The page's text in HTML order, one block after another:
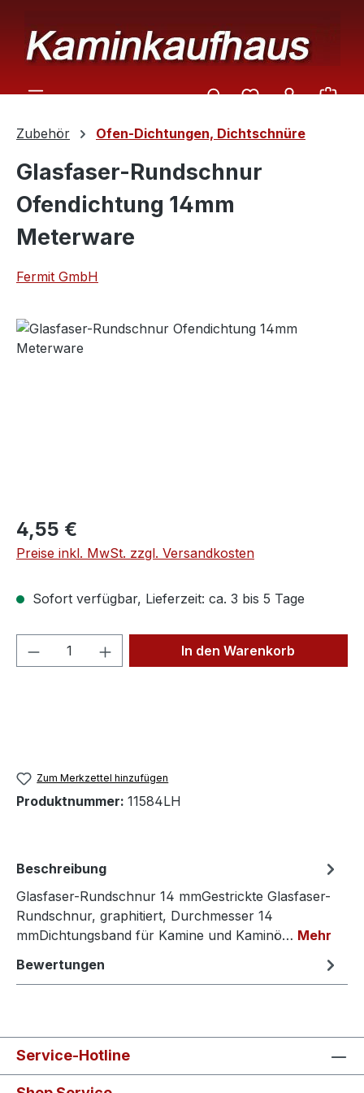
Zubehör Ofen-Dichtungen, Dichtschnüre
Glasfaser-Rundschnur
Ofendichtung 14mm
Meterware
Fermit GmbH
Bildergalerie überspringen
Regulärer Preis:
4,55 €
Preise inkl. MwSt. zzgl. Versandkosten
Sofort verfügbar, Lieferzeit: ca. 3 bis 5 Tage
Produkt Anzahl: Gib denIn den Warenkorb
Zum Merkzettel hinzufügen
Produktnummer: 11584LH
Beschreibung
Glasfaser-Rundschnur 14 mmGestrickte Glasfaser-
Rundschnur, graphitiert, Durchmesser 14
mmDichtungsband für Kamine und Kaminö… Mehr
Bewertungen
Service-Hotline